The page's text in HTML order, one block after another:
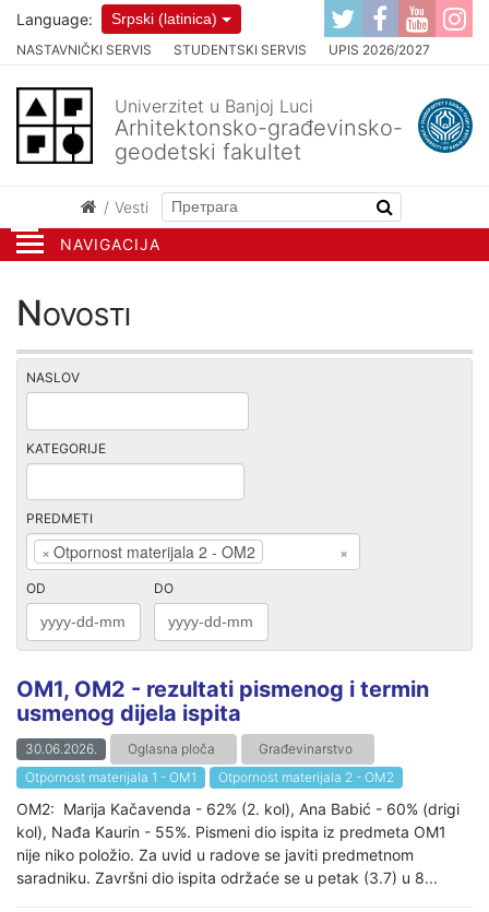
NAVIGACIJA
NASTAVNIČKI SERVIS STUDENTSKI SERVIS UPIS 2026/2027
Language: Srpski (latinica)
Univerzitet u Banjoj Luci
Arhitektonsko-građevinsko-
geodetski fakultet
Vesti
Novosti
NASLOV
KATEGORIJE
PREDMETI
×
× Otpornost materijala 2 - OM2
OD DO
OM1, OM2 - rezultati pismenog i termin
usmenog dijela ispita
30.06.2026. Oglasna ploča
Građevinarstvo
Otpornost materijala 1 - OM1
Otpornost materijala 2 - OM2
OM2: Marija Kačavenda - 62% (2. kol), Ana Babić - 60% (drigi
kol), Nađa Kaurin - 55%. Pismeni dio ispita iz predmeta OM1
nije niko položio. Za uvid u radove se javiti predmetnom
saradniku. Završni dio ispita održaće se u petak (3.7) u 8...